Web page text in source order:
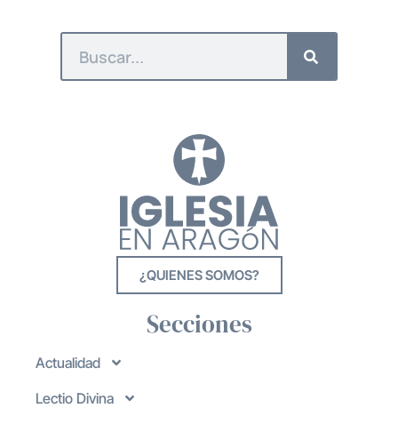
¿QUIENES SOMOS?
Secciones
Actualidad
Lectio Divina